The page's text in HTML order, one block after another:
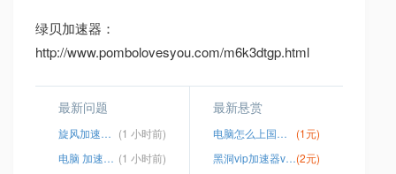
绿贝加速器：
http://www.pombolovesyou.com/m6k3dtgp.html
最新问题
旋风加速器一天两个小时 (1 小时前)
电脑 加速器 谷歌 youtube 极光 (1 小时前)
最新悬赏
电脑怎么上国外网站
(1元)
黑洞vip加速器v2.02(2元)